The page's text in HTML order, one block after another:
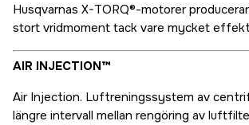
Husqvarnas X-TORQ®-motorer
stort vridmoment tack vare mycket
AIR INJECTION™
Air Injection. Luftreningssystem av
längre intervall mellan rengöring av